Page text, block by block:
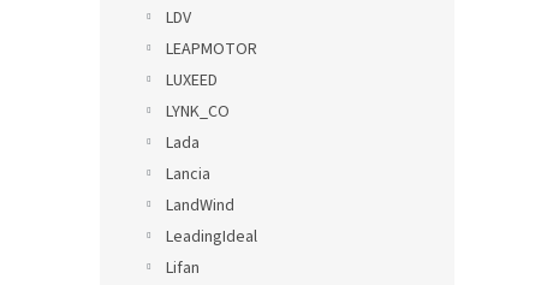
LDV
LEAPMOTOR
LUXEED
LYNK_CO
Lada
Lancia
LandWind
LeadingIdeal
Lifan